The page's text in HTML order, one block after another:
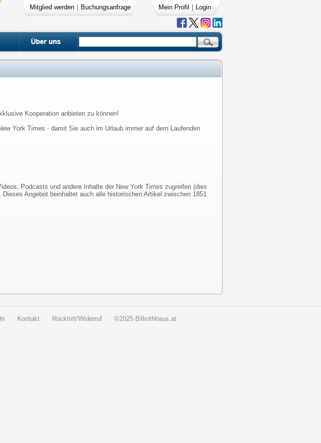
Mitglied werden Buchungsanfrage Mein Profil Login
Kooperation anbieten zu können!
York Times - damit Sie auch im Urlaub immer auf dem Laufenden
Podcasts und andere Inhalte der New York Times zugreifen (dies
Angebot beinhaltet auch alle historischen Artikel zwischen 1851
Kontakt Rücktritt/Widerruf ©2025 Billrothhaus.at